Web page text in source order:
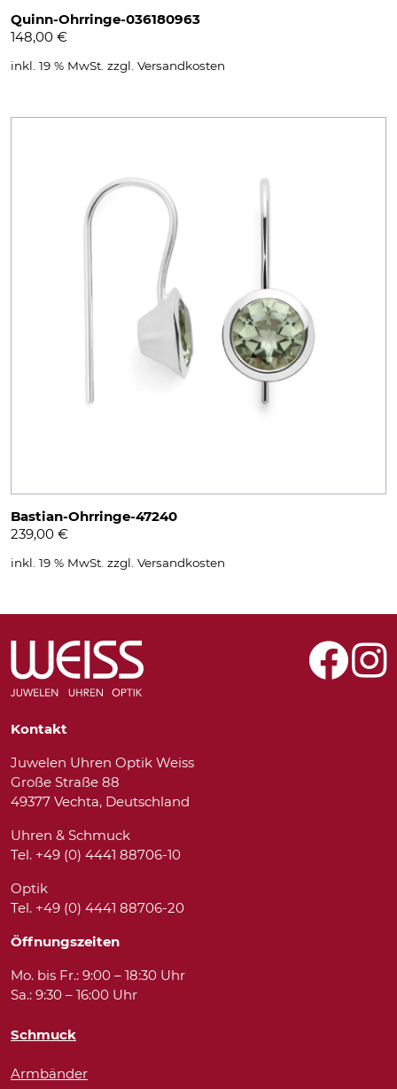
Quinn-Ohrringe-036180963
148,00 €
inkl. 19 % MwSt. zzgl. Versandkosten
Bastian-Ohrringe-47240
239,00 €
inkl. 19 % MwSt. zzgl. Versandkosten
Kontakt
Juwelen Uhren Optik Weiss
Große Straße 88
49377 Vechta, Deutschland
Uhren & Schmuck
Tel. +49 (0) 4441 88706-10
Optik
Tel. +49 (0) 4441 88706-20
Öffnungszeiten
Mo. bis Fr.: 9:00 – 18:30 Uhr
Sa.: 9:30 – 16:00 Uhr
Schmuck
Armbänder